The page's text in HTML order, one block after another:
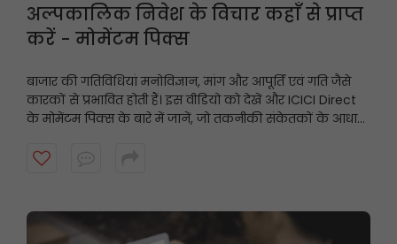
अल्पकालिक निवेश के विचार कहाँ से प्राप्त
करें - मोमेंटम पिक्स
बाजार की गतिविधियां मनोविज्ञान, मांग और आपूर्ति एवं गति जैसे
कारकों से प्रभावित होती हैं। इस वीडियो को देखें और ICICI Direct
के मोमेंटम पिक्स के बारे में जानें, जो तकनीकी संकेतकों के आधार
वाले शेयरों को उजागर करते हैं।